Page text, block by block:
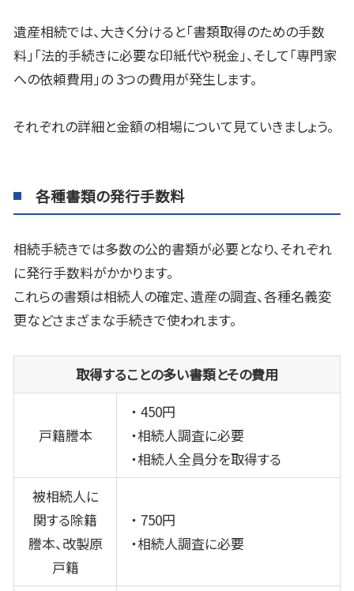
遺産相続では、大きく分けると「書類取得のための手数
料」「法的手続きに必要な印紙代や税金」、そして「専門家
への依頼費用」の 3つの費用が発生します。
それぞれの詳細と金額の相場について見ていきましょう。
各種書類の発行手数料
相続手続きでは多数の公的書類が必要となり、それぞれ
に発行手数料がかかります。
これらの書類は相続人の確定、遺産の調査、各種名義変
更などさまざまな手続きで使われます。
取得することの多い書類とその費用
戸籍謄本
・ 450円
・相続人調査に必要
・相続人全員分を取得する
被相続人に
関する除籍
謄本、改製原
戸籍
・ 750円
・相続人調査に必要